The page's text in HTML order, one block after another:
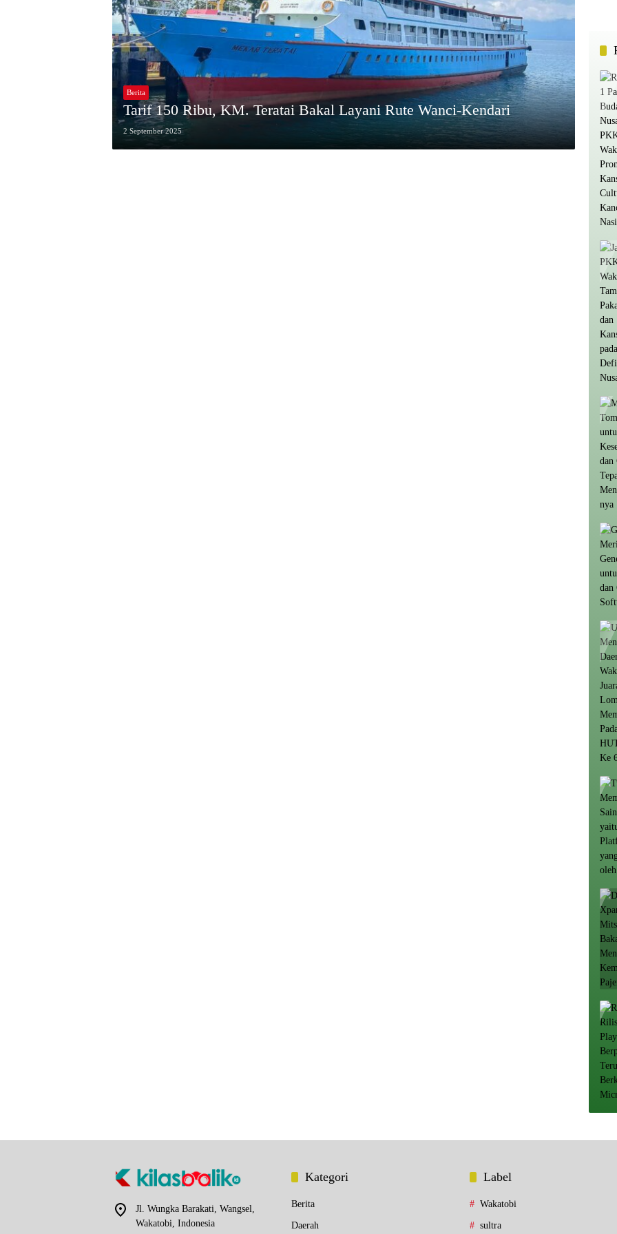
Berita
Tarif 150 Ribu, KM. Teratai Bakal Layani Rute Wanci-Kendari
2 September 2025
Jl. Wungka Barakati, Wangsel,
Wakatobi, Indonesia
Kategori
Berita
Daerah
Label
Wakatobi
sultra